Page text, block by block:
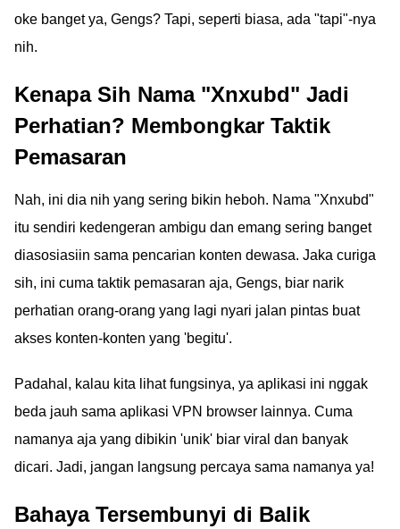
oke banget ya, Gengs? Tapi, seperti biasa, ada "tapi"-nya
nih.
Kenapa Sih Nama "Xnxubd" Jadi
Perhatian? Membongkar Taktik
Pemasaran
Nah, ini dia nih yang sering bikin heboh. Nama "Xnxubd"
itu sendiri kedengeran ambigu dan emang sering banget
diasosiasiin sama pencarian konten dewasa. Jaka curiga
sih, ini cuma taktik pemasaran aja, Gengs, biar narik
perhatian orang-orang yang lagi nyari jalan pintas buat
akses konten-konten yang 'begitu'.
Padahal, kalau kita lihat fungsinya, ya aplikasi ini nggak
beda jauh sama aplikasi VPN browser lainnya. Cuma
namanya aja yang dibikin 'unik' biar viral dan banyak
dicari. Jadi, jangan langsung percaya sama namanya ya!
Bahaya Tersembunyi di Balik